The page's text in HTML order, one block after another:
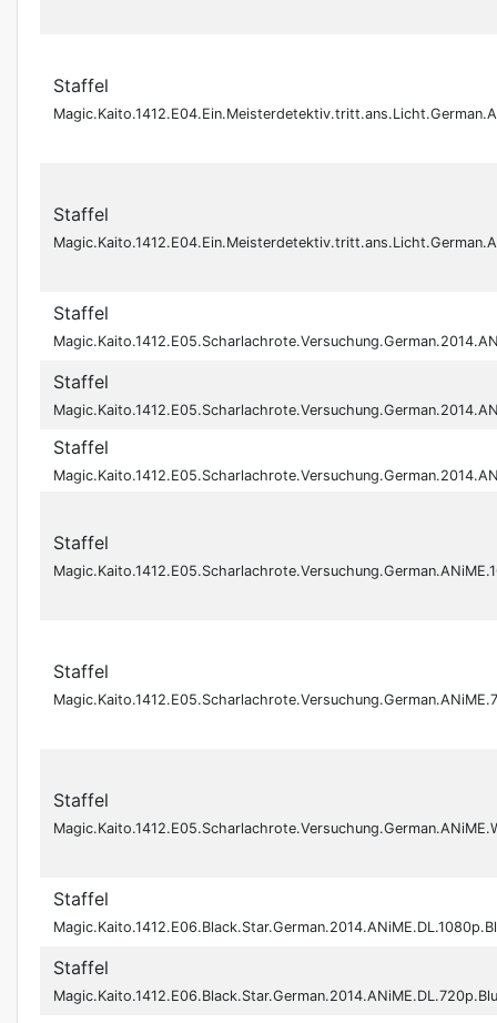
Staffel
Staffel
Staffel
Staffel
Staffel
Staffel
Staffel
Staffel
Staffel
Staffel